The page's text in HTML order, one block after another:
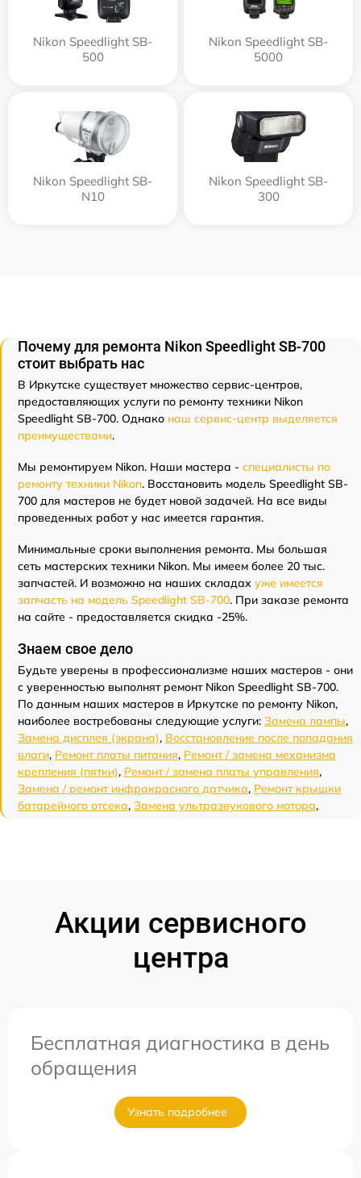
Nikon Speedlight SB-
500
Nikon Speedlight SB-
5000
Nikon Speedlight SB-
N10
Nikon Speedlight SB-
300
Почему для ремонта Nikon Speedlight SB-700
стоит выбрать нас
В Иркутске существует множество сервис-центров,
предоставляющих услуги по ремонту техники Nikon
Speedlight SB-700. Однако наш сервис-центр выделяется
преимуществами.
Мы ремонтируем Nikon. Наши мастера - специалисты по
ремонту техники Nikon. Восстановить модель Speedlight SB-
700 для мастеров не будет новой задачей. На все виды
проведенных работ у нас имеется гарантия.
Минимальные сроки выполнения ремонта. Мы большая
сеть мастерских техники Nikon. Мы имеем более 20 тыс.
запчастей. И возможно на наших складах уже имеется
запчасть на модель Speedlight SB-700. При заказе ремонта
на сайте - предоставляется скидка -25%.
Знаем свое дело
Будьте уверены в профессионализме наших мастеров - они
с уверенностью выполнят ремонт Nikon Speedlight SB-700.
По данным наших мастеров в Иркутске по ремонту Nikon,
наиболее востребованы следующие услуги: Замена лампы,
Замена дисплея (экрана), Восстановление после попадания
влаги, Ремонт платы питания, Ремонт / замена механизма
крепления (пятки), Ремонт / замена платы управления,
Замена / ремонт инфракрасного датчика, Ремонт крышки
батарейного отсека, Замена ультразвукового мотора,
Акции сервисного
центра
Бесплатная диагностика в день
обращения
Узнать подробнее